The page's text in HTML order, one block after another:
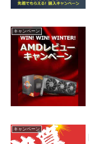
キャンペーン
キャンペーン